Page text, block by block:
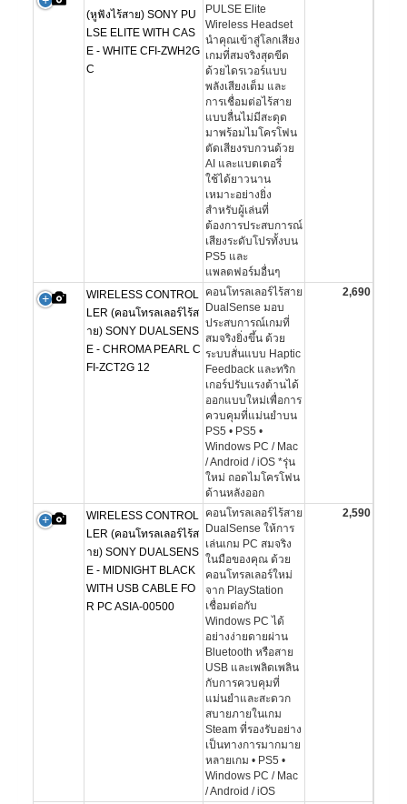
(หูฟังไร้สาย) SONY PU
LSE ELITE WITH CAS
E - WHITE CFI-ZWH2G
C
PULSE Elite
Wireless Headset
นำคุณเข้าสู่โลกเสียง
เกมที่สมจริงสุดขีด
ด้วยไดรเวอร์แบบ
พลังเสียงเต็ม และ
การเชื่อมต่อไร้สาย
แบบลื่นไม่มีสะดุด
มาพร้อมไมโครโฟน
ตัดเสียงรบกวนด้วย
AI และแบตเตอรี่
ใช้ได้ยาวนาน
เหมาะอย่างยิ่ง
สำหรับผู้เล่นที่
ต้องการประสบการณ์
เสียงระดับโปรทั้งบน
PS5 และ
แพลตฟอร์มอื่นๆ
WIRELESS CONTROL
LER (คอนโทรลเลอร์ไร้ส
าย) SONY DUALSENS
E - CHROMA PEARL C
FI-ZCT2G 12
คอนโทรลเลอร์ไร้สาย
DualSense มอบ
ประสบการณ์เกมที่
สมจริงยิ่งขึ้น ด้วย
ระบบสั่นแบบ Haptic
Feedback และทริก
เกอร์ปรับแรงต้านได้
ออกแบบใหม่เพื่อการ
ควบคุมที่แม่นยำบน
PS5 • PS5 •
Windows PC / Mac
/ Android / iOS *รุ่น
ใหม่ ถอดไมโครโฟน
ด้านหลังออก
2,690
WIRELESS CONTROL
LER (คอนโทรลเลอร์ไร้ส
าย) SONY DUALSENS
E - MIDNIGHT BLACK
WITH USB CABLE FO
R PC ASIA-00500
คอนโทรลเลอร์ไร้สาย
DualSense ให้การ
เล่นเกม PC สมจริง
ในมือของคุณ ด้วย
คอนโทรลเลอร์ใหม่
จาก PlayStation
เชื่อมต่อกับ
Windows PC ได้
อย่างง่ายดายผ่าน
Bluetooth หรือสาย
USB และเพลิดเพลิน
กับการควบคุมที่
แม่นยำและสะดวก
สบายภายในเกม
Steam ที่รองรับอย่าง
เป็นทางการมากมาย
หลายเกม • PS5 •
Windows PC / Mac
/ Android / iOS
2,590